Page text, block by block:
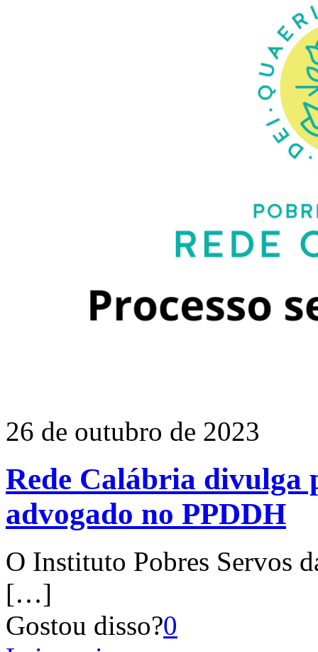
26 de outubro de 2023
Rede Calábria divulga
advogado no PPDDH
O Instituto Pobres Servos
[…]
Gostou disso?0